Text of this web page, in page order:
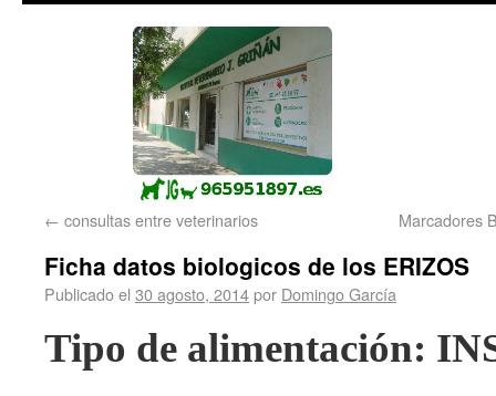
← consultas entre veterinarios Marcadores
Ficha datos biologicos de los ERIZOS
Publicado el 30 agosto, 2014por Domingo García
Tipo de alimentación: